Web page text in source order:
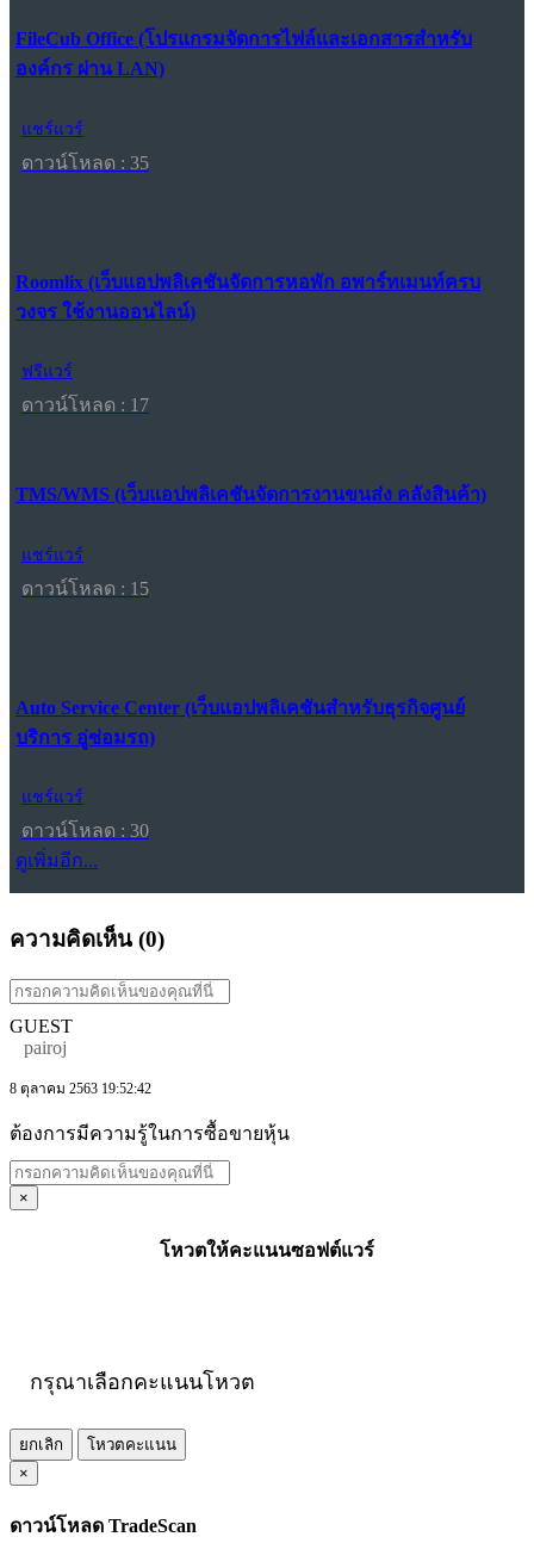
FileCub Office (โปรแกรมจัดการไฟล์และเอกสารสำหรับ
องค์กร ผ่าน LAN)
แชร์แวร์
ดาวน์โหลด : 35
Roomlix (เว็บแอปพลิเคชันจัดการหอพัก อพาร์ทเมนท์ครบ
วงจร ใช้งานออนไลน์)
ฟรีแวร์
ดาวน์โหลด : 17
TMS/WMS (เว็บแอปพลิเคชันจัดการงานขนส่ง คลังสินค้า)
แชร์แวร์
ดาวน์โหลด : 15
Auto Service Center (เว็บแอปพลิเคชันสำหรับธุรกิจศูนย์
บริการ อู่ซ่อมรถ)
แชร์แวร์
ดาวน์โหลด : 30
ดูเพิ่มอีก...
ความคิดเห็น (0)
GUEST
pairoj
8 ตุลาคม 2563 19:52:42
ต้องการมีความรู้ในการซื้อขายหุ้น
×
โหวตให้คะแนนซอฟต์แวร์
กรุณาเลือกคะแนนโหวต
ยกเลิก
โหวตคะแนน
×
ดาวน์โหลด TradeScan